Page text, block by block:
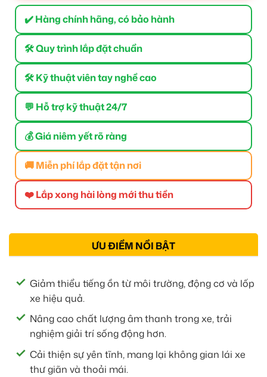
✔️ Hàng chính hãng, có bảo hành
🛠 Quy trình lắp đặt chuẩn
🛠 Kỹ thuật viên tay nghề cao
💬 Hỗ trợ kỹ thuật 24/7
💰 Giá niêm yết rõ ràng
🚚 Miễn phí lắp đặt tận nơi
❤️ Lắp xong hài lòng mới thu tiền
ƯU ĐIỂM NỔI BẬT
Giảm thiểu tiếng ồn từ môi trường, động cơ và lốp
xe hiệu quả.
Nâng cao chất lượng âm thanh trong xe, trải
nghiệm giải trí sống động hơn.
Cải thiện sự yên tĩnh, mang lại không gian lái xe
thư giãn và thoải mái.